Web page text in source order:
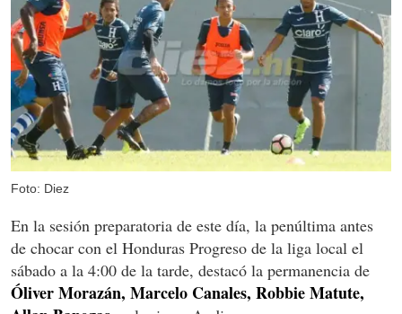
Foto: Diez
En la sesión preparatoria de este día, la penúltima antes
de chocar con el Honduras Progreso de la liga local el
sábado a la 4:00 de la tarde, destacó la permanencia de
Óliver Morazán, Marcelo Canales, Robbie Matute,